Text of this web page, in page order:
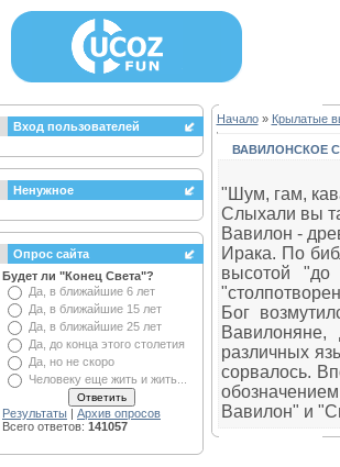
Вход пользователей
Ненужное
Опрос сайта
Будет ли "Конец Света"?
Да, в ближайшие 6 лет
Да, в ближайшие 15 лет
Да, в ближайшие 25 лет
Да, до конца этого столетия
Да, но не скоро
Человеку еще жить и жить...
Результаты | Архив опросов
Всего ответов: 141057
Начало» Крылатые
ВАВИЛОНСКОЕ
"Шум, гам,
Слыхали вы
Вавилон -
Ирака. По
высотой "до
Бог
Вавилоняне,
различных
сорвалось.
Вавилон" и